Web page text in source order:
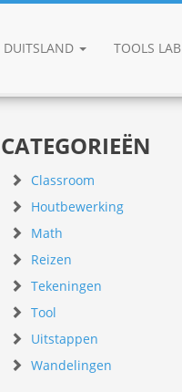
DUITSLAND TOOLS LAB
CATEGORIEËN
Classroom
Houtbewerking
Math
Reizen
Tekeningen
Tool
Uitstappen
Wandelingen